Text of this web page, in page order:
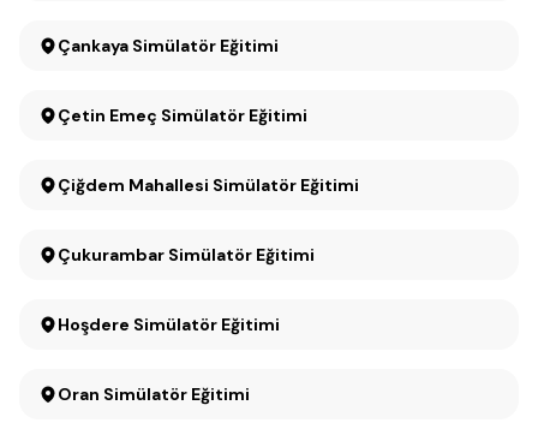
Çankaya Simülatör Eğitimi
Çetin Emeç Simülatör Eğitimi
Çiğdem Mahallesi Simülatör Eğitimi
Çukurambar Simülatör Eğitimi
Hoşdere Simülatör Eğitimi
Oran Simülatör Eğitimi